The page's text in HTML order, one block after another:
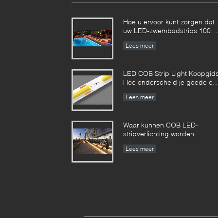
Hoe u ervoor kunt zorgen dat
uw LED-zwembadstrips 100%
Lees meer
LED COB Strip Light
Hoe onderscheid je goede en
Lees meer
Waar kunnen COB LED-
stripverlichting worden
Lees meer